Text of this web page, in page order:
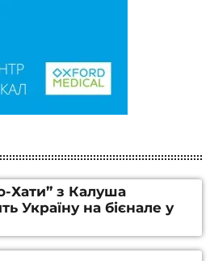
Хати” з Калуша
Україну на бієнале у